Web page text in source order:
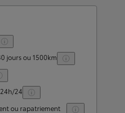
jours ou 1500km
24
ou rapatriement